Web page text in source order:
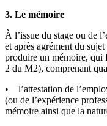
3. Le mémoire
À l’issue du stage ou de
et après agrément du
produire un mémoire, qui
2 du M2), comprenant
• l’attestation de
(ou de l’expérience
mémoire ainsi que la